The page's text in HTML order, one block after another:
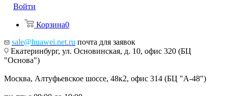
Войти
Корзина0
sale@huawei.net.ru почта для заявок
Екатеринбург, ул. Основинская, д. 10, офис 320 (БЦ
"Основа")
Москва, Алтуфьевское шоссе, 48к2, офис 314 (БЦ "А-48")